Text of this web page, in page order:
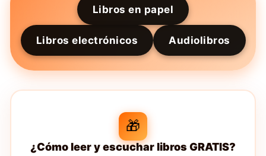
Libros en papel
Libros electrónicos Audiolibros
🎁
¿Cómo leer y escuchar libros GRATIS?